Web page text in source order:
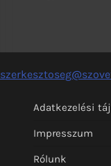
Adatkezelési
Impresszum
Rólunk